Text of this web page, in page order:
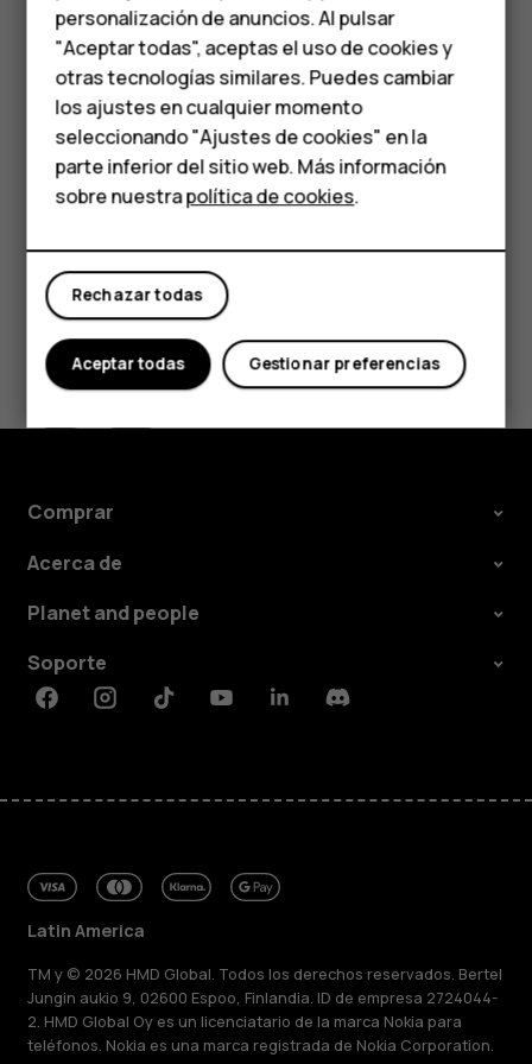
Teléfonos para
personas mayores
HMD Terra M
Comprar
Mi cuenta
Responder un mensaje
Presione Mensajes.
Presione el mensaje que desea responder.
Escriba su respuesta en el cuadro de texto debajo
del mensaje y presionesend.
¿Te ha parecido útil?
Comprar
Acerca de
Planet and people
Soporte
FacebookInstagramTiktokYoutubeLinkedinDiscord
Latin America
TM y © 2026 HMD Global. Todos los derechos reservados. Bertel
Jungin aukio 9, 02600 Espoo, Finlandia. ID de empresa 2724044-
2. HMD Global Oy es un licenciatario de la marca Nokia para
teléfonos. Nokia es una marca registrada de Nokia Corporation.
personalización de anuncios. Al pulsar
"Aceptar todas", aceptas el uso de cookies y
otras tecnologías similares. Puedes cambiar
los ajustes en cualquier momento
seleccionando "Ajustes de cookies" en la
parte inferior del sitio web. Más información
sobre nuestrapolítica de cookies.
Rechazar todas
Gestionar preferencias
Aceptar todas